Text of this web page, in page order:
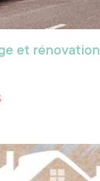
et rénovation